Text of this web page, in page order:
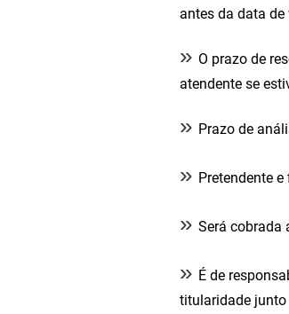
antes da data
» O prazo de
atendente se
» Prazo de
» Pretendente
» Será cobrada
» É de
titularidade